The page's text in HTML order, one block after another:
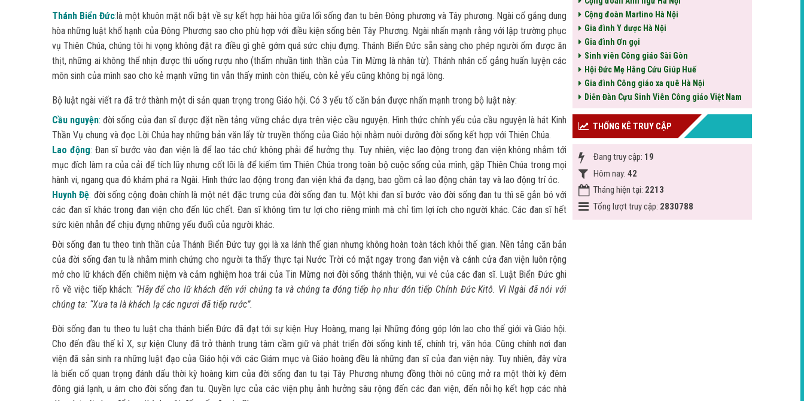
Thánh Biển Đức:là một khuôn mặt nổi bật về sự kết hợp hài hòa giữa lối sống đan tu bên Đông phương và Tây phương. Ngài cố gắng dung
hòa những luật khổ hạnh của Đông Phương sao cho phù hợp với điều kiện sống bên Tây Phương. Ngài nhấn mạnh rằng với lập trường phục
vụ Thiên Chúa, chúng tôi hi vọng không đặt ra điều gì ghê gớm quá sức chịu đựng. Thánh Biển Đức sẵn sàng cho phép người ốm được ăn
thịt, những ai không thể nhịn được thì uống rượu nho (thấm nhuần tinh thần của Tin Mừng là nhân từ). Thánh nhân cố gắng huấn luyện các
môn sinh của mình sao cho kẻ mạnh vững tin vẫn thấy mình còn thiếu, còn kẻ yếu cũng không bị ngã lòng.
Bộ luật ngài viết ra đã trở thành một di sản quan trọng trong Giáo hội. Có 3 yếu tố căn bản được nhấn mạnh trong bộ luật này:
Cầu nguyện: đời sống của đan sĩ được đặt nền tảng vững chắc dựa trên việc cầu nguyện. Hình thức chính yếu của cầu nguyện là hát Kinh
Thần Vụ chung và đọc Lời Chúa hay những bản văn lấy từ truyền thống của Giáo hội nhằm nuôi dưỡng đời sống kết hợp với Thiên Chúa.
Lao động: Đan sĩ bước vào đan viện là để lao tác chứ không phải để hưởng thụ. Tuy nhiên, việc lao động trong đan viện không nhắm tới
mục đích làm ra của cải để tích lũy nhưng cốt lõi là để kiếm tìm Thiên Chúa trong toàn bộ cuộc sống của mình, gặp Thiên Chúa trong mọi
hành vi, ngang qua đó khám phá ra Ngài. Hình thức lao động trong đan viện khá đa dạng, bao gồm cả lao động chân tay và lao động trí óc.
Huynh Đệ: đời sống cộng đoàn chính là một nét đặc trưng của đời sống đan tu. Một khi đan sĩ bước vào đời sống đan tu thì sẽ gắn bó với
các đan sĩ khác trong đan viện cho đến lúc chết. Đan sĩ không tìm tư lợi cho riêng mình mà chỉ tìm lợi ích cho người khác. Các đan sĩ hết
sức kiên nhẫn để chịu đựng những yếu đuối của người khác.
Đời sống đan tu theo tinh thần của Thánh Biển Đức tuy gọi là xa lánh thế gian nhưng không hoàn toàn tách khỏi thế gian. Nền tảng căn bản
của đời sống đan tu là nhằm minh chứng cho người ta thấy thực tại Nước Trời có mặt ngay trong đan viện và cánh cửa đan viện luôn rộng
mở cho lữ khách đến chiêm niệm và cảm nghiệm hoa trái của Tin Mừng nơi đời sống thánh thiện, vui vẻ của các đan sĩ. Luật Biển Đức ghi
rõ về việc tiếp khách: “Hãy để cho lữ khách đến với chúng ta và chúng ta đóng tiếp họ như đón tiếp Chính Đức Kitô. Vì Ngài đã nói với
chúng ta: “Xưa ta là khách lạ các ngươi đã tiếp rước”.
Đời sống đan tu theo tu luật cha thánh biển Đức đã đạt tới sự kiện Huy Hoàng, mang lại Những đóng góp lớn lao cho thế giới và Giáo hội.
Cho đến đầu thế kỉ X, sự kiện Cluny đã trở thành trung tâm cầm giữ và phát triển đời sống kinh tế, chính trị, văn hóa. Cũng chính nơi đan
viện đã sản sinh ra những luật đạo của Giáo hội với các Giám mục và Giáo hoàng đều là những đan sĩ của đan viện này. Tuy nhiên, đây vừa
là biến cố quan trọng đánh dấu thời kỳ hoàng kim của đời sống đan tu tại Tây Phương nhưng đồng thời nó cũng mở ra một thời kỳ đêm
đông giá lạnh, u ám cho đời sống đan tu. Quyền lực của các viện phụ ảnh hưởng sâu rộng đến các đan viện, đến nỗi họ kết hợp các nhà
Cộng đoàn Martino Hà Nội
Gia đình Y dược Hà Nội
Gia đình Ơn gọi
Sinh viên Công giáo Sài Gòn
Hội Đức Mẹ Hằng Cứu Giúp Huế
Gia đình Công giáo xa quê Hà Nội
Diễn Đàn Cựu Sinh Viên Công giáo Việt Nam
THỐNG KÊ TRUY CẬP
Đang truy cập: 19
Hôm nay: 42
Tháng hiện tại: 2213
Tổng lượt truy cập: 2830788